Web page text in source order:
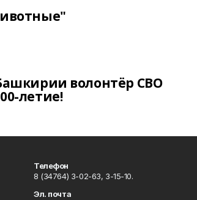
волонтёр СВО
летие!
Телефон
8 (34764) 3-02-63, 3-15-10.
Эл. почта